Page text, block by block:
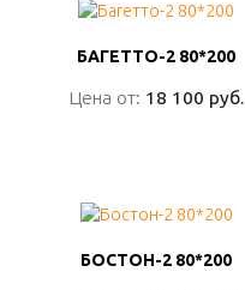
БАГЕТТО-2 80*200
Цена от: 18 100 руб.
БАГЕТТО-2 80*200
Цена от: 18 100 руб.
БОСТОН-2 80*200
БОСТОН-2 80*200